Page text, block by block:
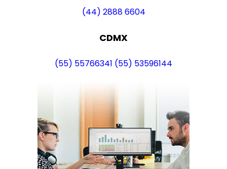
(44) 2888 6604
CDMX
(55) 55766341 (55) 53596144